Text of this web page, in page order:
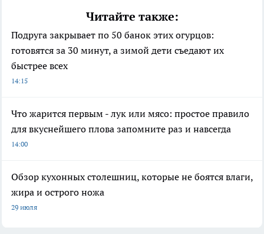
Читайте также:
Подруга закрывает по 50 банок этих огурцов:
готовятся за 30 минут, а зимой дети съедают их
быстрее всех
14:15
Что жарится первым - лук или мясо: простое правило
для вкуснейшего плова запомните раз и навсегда
14:00
Обзор кухонных столешниц, которые не боятся влаги,
жира и острого ножа
29 июля